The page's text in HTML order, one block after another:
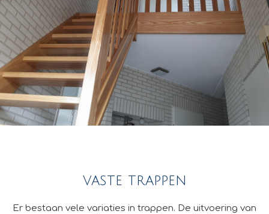
vaste trappen
Er bestaan vele variaties in trappen. De uitvoering van